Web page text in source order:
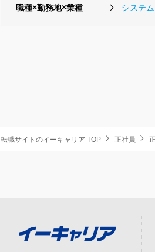
職種×勤務地×業種 システ
転職サイトのイーキャリア TOP 正社員